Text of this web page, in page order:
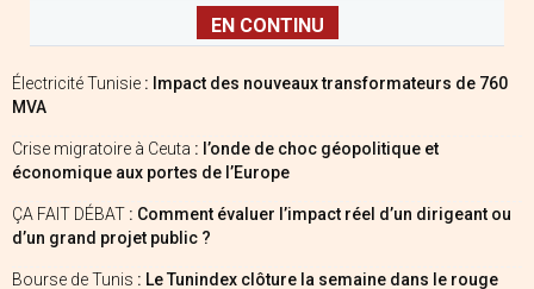
EN CONTINU
Électricité Tunisie : Impact des nouveaux transformateurs de 760
MVA
Crise migratoire à Ceuta : l’onde de choc géopolitique et
économique aux portes de l’Europe
ÇA FAIT DÉBAT : Comment évaluer l’impact réel d’un dirigeant ou
d’un grand projet public ?
Bourse de Tunis : Le Tunindex clôture la semaine dans le rouge